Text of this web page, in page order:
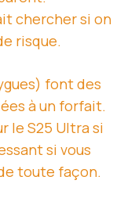
chercher si on
risque.
font des
à un forfait.
le S25 Ultra si
si vous
toute façon.